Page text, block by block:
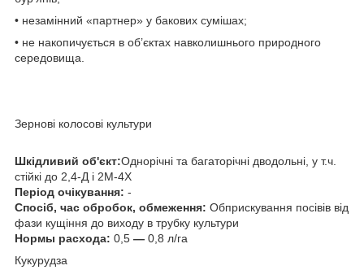
• незамінний «партнер» у бакових сумішах;
• не накопичується в об’єктах навколишнього природного
середовища.
Зернові колосові культури
Шкiдливий об'єкт:Однорічні та багаторічні дводольні, у т.ч.
стійкі до 2,4-Д і 2М-4Х
Період очікування: -
Спосіб, час обробок, обмеження: Обприскування посівів від
фази кущіння до виходу в трубку культури
Нормы расхода: 0,5 — 0,8 л/га
Кукурудза